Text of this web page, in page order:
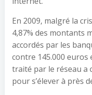
En 2009, malgré la
4,87% des montants
accordés par les
contre 145.000 euros
traité par le réseau a
pour s’élever à près